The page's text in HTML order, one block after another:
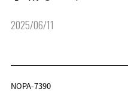
2025/06/11
NOPA-7390